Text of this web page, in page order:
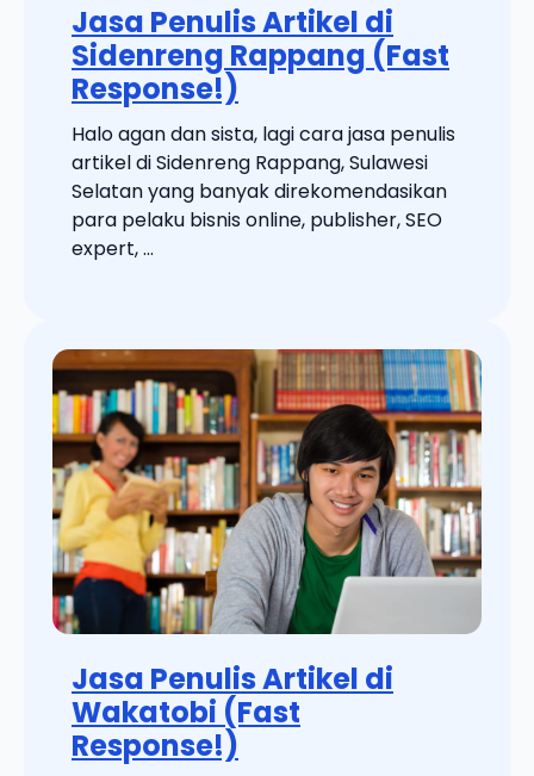
Jasa Penulis Artikel di
Sidenreng Rappang (Fast
Response!)
Halo agan dan sista, lagi cara jasa penulis
artikel di Sidenreng Rappang, Sulawesi
Selatan yang banyak direkomendasikan
para pelaku bisnis online, publisher, SEO
expert, ...
Jasa Penulis Artikel di
Wakatobi (Fast
Response!)